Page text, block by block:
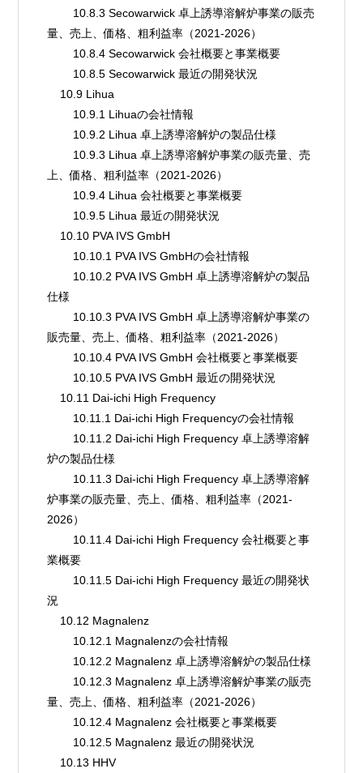
量、売上、価格、粗利益率（2021-2026）
        10.8.4 Secowarwick 会社概要と事業概要
        10.8.5 Secowarwick 最近の開発状況
    10.9 Lihua
        10.9.1 Lihuaの会社情報
        10.9.2 Lihua 卓上誘導溶解炉の製品仕様
上、価格、粗利益率（2021-2026）
        10.9.4 Lihua 会社概要と事業概要
        10.9.5 Lihua 最近の開発状況
    10.10 PVA IVS GmbH
        10.10.1 PVA IVS GmbHの会社情報
仕様
販売量、売上、価格、粗利益率（2021-2026）
        10.10.4 PVA IVS GmbH 会社概要と事業概要
        10.10.5 PVA IVS GmbH 最近の開発状況
    10.11 Dai-ichi High Frequency
        10.11.1 Dai-ichi High Frequencyの会社情報
炉の製品仕様
炉事業の販売量、売上、価格、粗利益率（2021-
2026）
業概要
況
    10.12 Magnalenz
        10.12.1 Magnalenzの会社情報
        10.12.2 Magnalenz 卓上誘導溶解炉の製品仕様
量、売上、価格、粗利益率（2021-2026）
        10.12.4 Magnalenz 会社概要と事業概要
        10.12.5 Magnalenz 最近の開発状況
    10.13 HHV